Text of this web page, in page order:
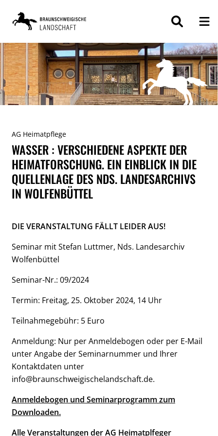
ZUM
INHALT
AG Heimatpflege
WASSER : VERSCHIEDENE ASPEKTE DER
HEIMATFORSCHUNG. EIN EINBLICK IN DIE
QUELLENLAGE DES NDS. LANDESARCHIVS
IN WOLFENBÜTTEL
DIE VERANSTALTUNG FÄLLT LEIDER AUS!
Seminar mit Stefan Luttmer, Nds. Landesarchiv
Wolfenbüttel
Seminar-Nr.: 09/2024
Termin: Freitag, 25. Oktober 2024, 14 Uhr
Teilnahmegebühr: 5 Euro
Anmeldung: Nur per Anmeldebogen oder per E-Mail
unter Angabe der Seminarnummer und Ihrer
Kontaktdaten unter
info@braunschweigischelandschaft.de.
Anmeldebogen und Seminarprogramm zum
Downloaden.
Alle Veranstaltungen der AG Heimatplfeger